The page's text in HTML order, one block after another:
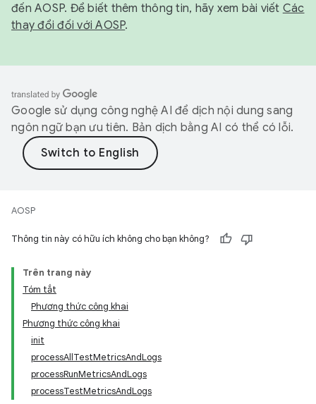
đến AOSP. Để biết thêm thông tin, hãy xem bài viết Các
thay đổi đối với AOSP.
Google sử dụng công nghệ AI để dịch nội dung sang
ngôn ngữ bạn ưu tiên. Bản dịch bằng AI có thể có lỗi.
AOSP
Thông tin này có hữu ích không cho bạn không?
Trên trang này
Tóm tắt
Phương thức công khai
Phương thức công khai
init
processAllTestMetricsAndLogs
processRunMetricsAndLogs
processTestMetricsAndLogs